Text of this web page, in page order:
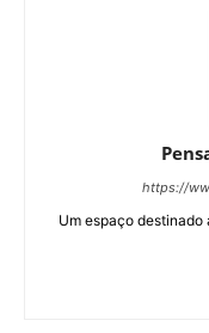
https://
Um espaço destinado